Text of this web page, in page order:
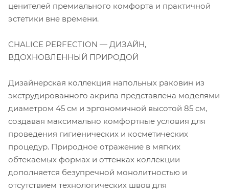
ценителей премиального комфорта и практичной
эстетики вне времени.
CHALICE PERFECTION — ДИЗАЙН,
ВДОХНОВЛЕННЫЙ ПРИРОДОЙ
Дизайнерская коллекция напольных раковин из
экструдированного акрила представлена моделями
диаметром 45 см и эргономичной высотой 85 см,
создавая максимально комфортные условия для
проведения гигиенических и косметических
процедур. Природное отражение в мягких
обтекаемых формах и оттенках коллекции
дополняется безупречной монолитностью и
отсутствием технологических швов для